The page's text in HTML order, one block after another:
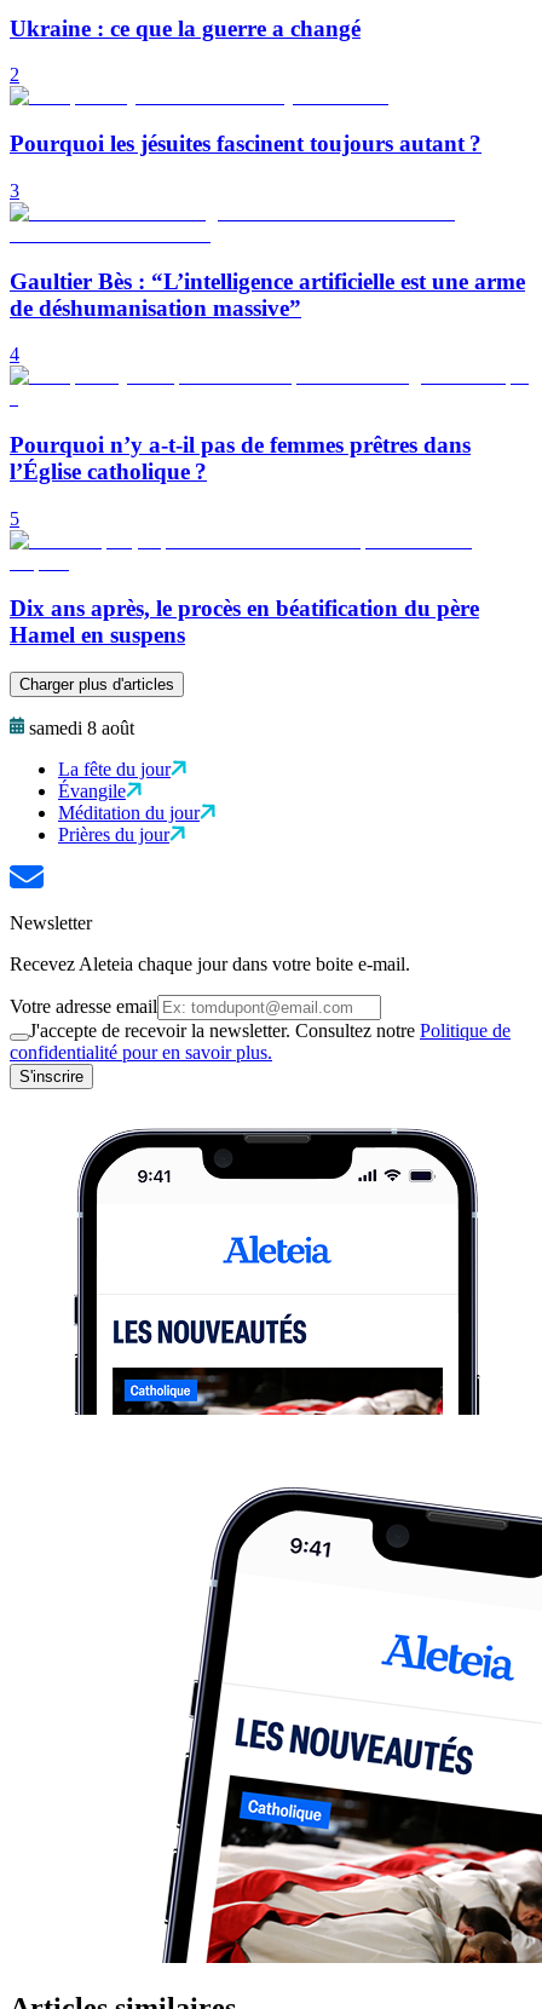
Ukraine : ce que la guerre a changé
2
Pourquoi les jésuites fascinent toujours autant ?
3
Gaultier Bès : “L’intelligence artificielle est une arme
de déshumanisation massive”
4
Pourquoi n’y a-t-il pas de femmes prêtres dans
l’Église catholique ?
5
Dix ans après, le procès en béatification du père
Hamel en suspens
Charger plus d'articles
samedi 8 août
La fête du jour
Évangile
Méditation du jour
Prières du jour
Newsletter
Recevez Aleteia chaque jour dans votre boite e-mail.
Votre adresse email
J'accepte de recevoir la newsletter. Consultez notre Politique de
confidentialité pour en savoir plus.
S'inscrire